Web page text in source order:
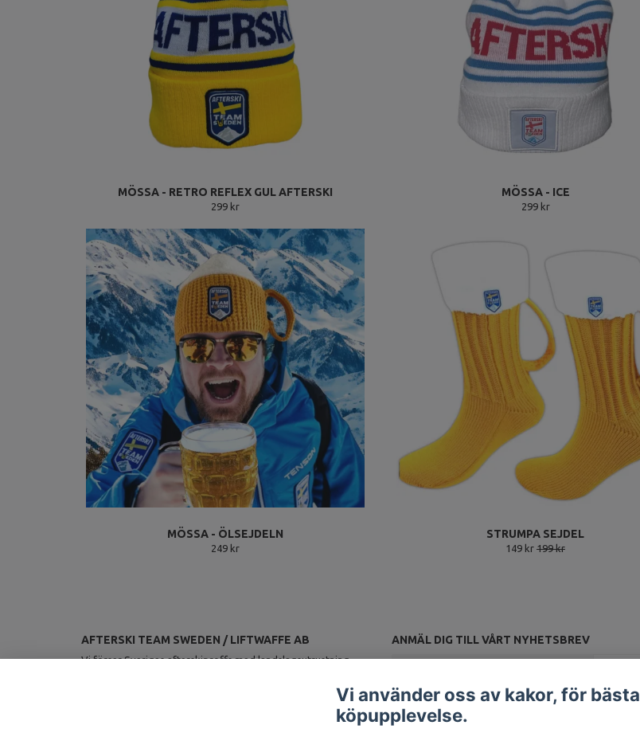
MÖSSA - RETRO REFLEX GUL AFTERSKI
299 kr
MÖSSA - ICE
299 kr
MÖSSA - ÖLSEJDELN
249 kr
STRUMPA SEJDEL
149 kr 199 kr
AFTERSKI TEAM SWEDEN / LIFTWAFFE AB
Vi förser Sveriges afterskiproffs med landslagsutrustning.
ANMÄL DIG TILL VÅRT NYHETSBREV
Vi använder oss av kakor, för bästa
köpupplevelse.